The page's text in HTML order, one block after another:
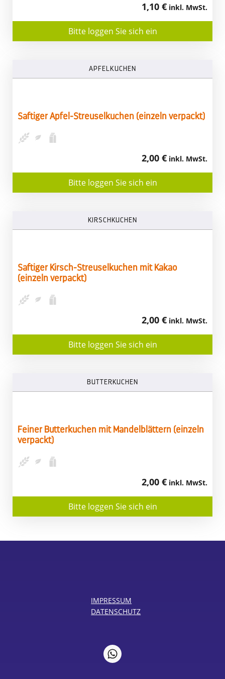
1,10 € inkl. MwSt.
Bitte loggen Sie sich ein
APFELKUCHEN
Saftiger Apfel-Streuselkuchen (einzeln verpackt)
2,00 € inkl. MwSt.
Bitte loggen Sie sich ein
KIRSCHKUCHEN
Saftiger Kirsch-Streuselkuchen mit Kakao
(einzeln verpackt)
2,00 € inkl. MwSt.
Bitte loggen Sie sich ein
BUTTERKUCHEN
Feiner Butterkuchen mit Mandelblättern (einzeln
verpackt)
2,00 € inkl. MwSt.
Bitte loggen Sie sich ein
IMPRESSUM
DATENSCHUTZ